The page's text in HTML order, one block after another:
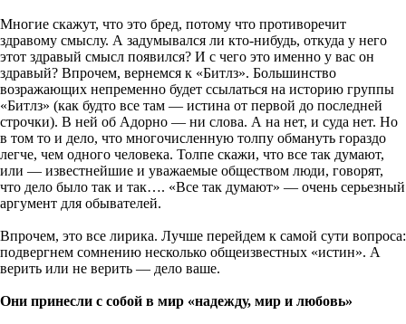
Многие скажут, что это бред, потому что противоречит
здравому смыслу. А задумывался ли кто-нибудь, откуда у него
этот здравый смысл появился? И с чего это именно у вас он
здравый? Впрочем, вернемся к «Битлз». Большинство
возражающих непременно будет ссылаться на историю группы
«Битлз» (как будто все там — истина от первой до последней
строчки). В ней об Адорно — ни слова. А на нет, и суда нет. Но
в том то и дело, что многочисленную толпу обмануть гораздо
легче, чем одного человека. Толпе скажи, что все так думают,
или — известнейшие и уважаемые обществом люди, говорят,
что дело было так и так…. «Все так думают» — очень серьезный
аргумент для обывателей.
Впрочем, это все лирика. Лучше перейдем к самой сути вопроса:
подвергнем сомнению несколько общеизвестных «истин». А
верить или не верить — дело ваше.
Они принесли с собой в мир «надежду, мир и любовь»